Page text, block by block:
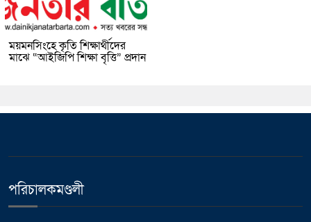
ময়মনসিংহে কৃতি শিক্ষার্থীদের
মাঝে “আইজিপি শিক্ষা বৃত্তি” প্রদান
পরিচালকমণ্ডলী